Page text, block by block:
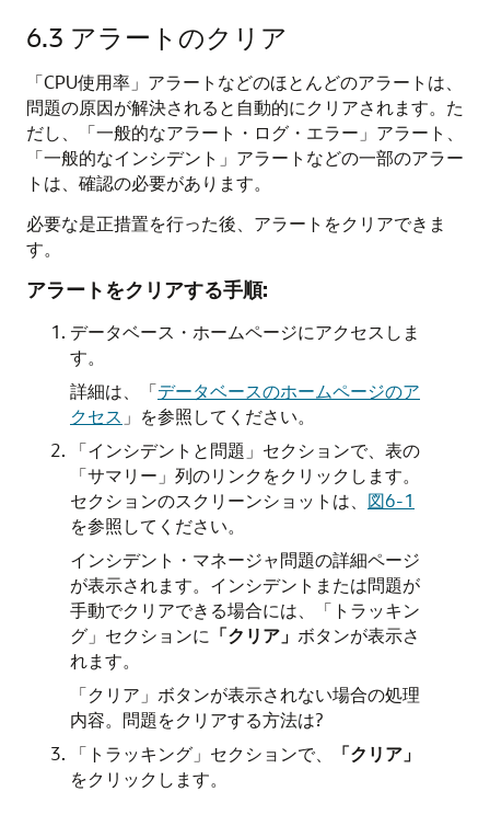
6.3 アラートのクリア
「CPU使用率」アラートなどのほとんどのアラートは、
問題の原因が解決されると自動的にクリアされます。た
だし、「一般的なアラート・ログ・エラー」アラート、
「一般的なインシデント」アラートなどの一部のアラー
トは、確認の必要があります。
必要な是正措置を行った後、アラートをクリアできま
す。
アラートをクリアする手順:
データベース・ホームページにアクセスしま
す。
詳細は、
「データベースのホームページのア
クセス 」 を参照してください。
「インシデントと問題」セクションで、表の
「サマリー」列のリンクをクリックします。
セクションのスクリーンショットは、 図6-1
を参照してください。
インシデント・マネージャ問題の詳細ページ
が表示されます。インシデントまたは問題が
手動でクリアできる場合には、「トラッキン
グ」セクションに 「クリア」 ボタンが表示さ
れます。
「クリア」ボタンが表示されない場合の処理
内容。問題をクリアする方法は?
「トラッキング」セクションで、
「クリア」
をクリックします。